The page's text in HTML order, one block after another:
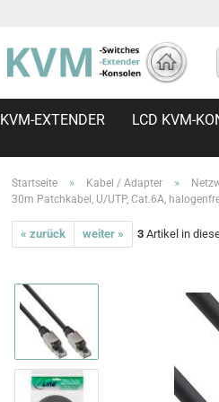
KVM-EXTENDER LCD KVM-
Startseite » Kabel / Adapter »
30m Patchkabel, U/UTP, Cat.6A,
« zurück weiter » 3 Artikel in